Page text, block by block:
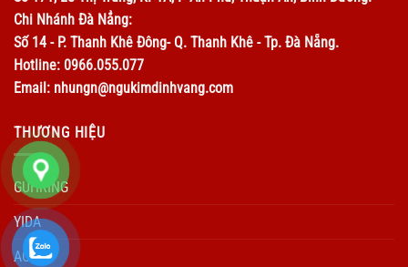
Chi Nhánh Đà Nẳng:
Số 14 - P. Thanh Khê Đông- Q. Thanh Khê - Tp. Đà Nẵng.
Hotline: 0966.055.077
Email: nhungn@ngukimdinhvang.com
THƯƠNG HIỆU
GUHRING
YIDA
ACCUD